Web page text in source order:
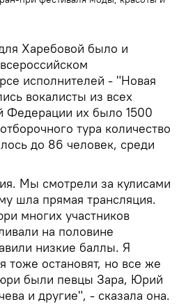
Харебовой было и
исполнителей - "Новая
вокалисты из всех
Федерации их было 1500
тура количество
до 86 человек, среди
Мы смотрели за кулисами
шла прямая трансляция.
многих участников
на половине
низкие баллы. Я
тоже остановят, но все же
были певцы Зара, Юрий
и другие", - сказала она.